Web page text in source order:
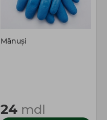
Mănuși
24 mdl